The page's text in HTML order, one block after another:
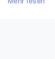
Mehr lesen